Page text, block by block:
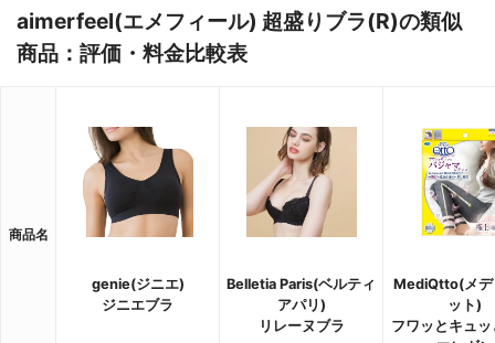
aimerfeel(エメフィール) 超盛りブラ(R)の類似
商品：評価・料金比較表
商品名
genie(ジニエ)
ジニエブラ
Belletia Paris(ベルティ
アパリ)
リレーヌブラ
MediQtto(メデ
ット)
フワッとキュッ